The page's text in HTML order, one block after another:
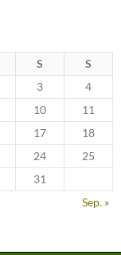
S
S
3
4
10
11
17
18
24
25
31
Sep. »